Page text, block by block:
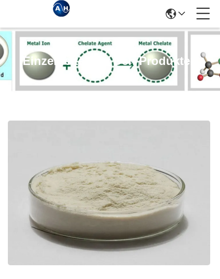
Einzelheiten Zu Den Produkten